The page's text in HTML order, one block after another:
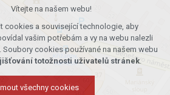
Vítejte na našem webu!
cookies a související technologie, aby
vašim potřebám a vy na webu nalezli
cookies používané na našem webu
totožnosti uživatelů stránek.
všechny cookies